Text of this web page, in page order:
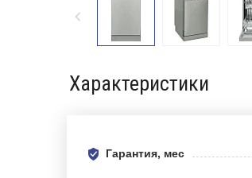
Характеристики
Гарантия, мес